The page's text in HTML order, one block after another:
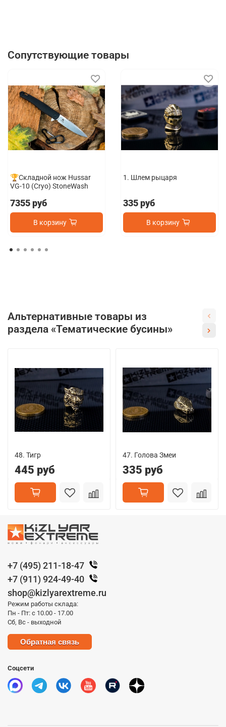
Сопутствующие товары
🏆Складной нож Hussar
VG-10 (Cryo) StoneWash
7355 руб
В корзину
1. Шлем рыцаря
335 руб
В корзину
Альтернативные товары из
раздела «Тематические бусины»
48. Тигр
445 руб
47. Голова Змеи
335 руб
+7 (495) 211-18-47
+7 (911) 924-49-40
shop@kizlyarextreme.ru
Режим работы склада:
Пн - Пт: с 10.00 - 17.00
Сб, Вс - выходной
Обратная связь
Соцсети